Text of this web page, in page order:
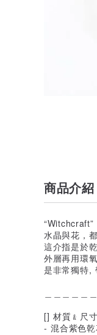
商品介紹
“Witchcraft”
水晶與花，
這介指是於
外層再用環
是非常獨特,
[] 材質﹠尺
- 混合紫色